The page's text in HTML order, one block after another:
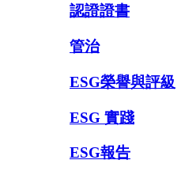
認證證書
管治
ESG榮譽與評級
ESG 實踐
ESG報告